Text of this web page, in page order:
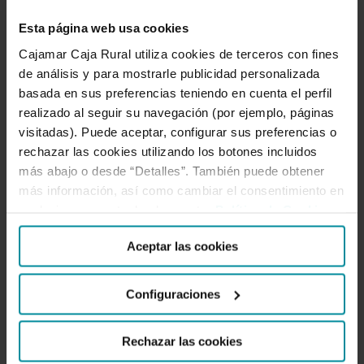
Esta página web usa cookies
Cajamar Caja Rural utiliza cookies de terceros con fines
de análisis y para mostrarle publicidad personalizada
basada en sus preferencias teniendo en cuenta el perfil
realizado al seguir su navegación (por ejemplo, páginas
visitadas). Puede aceptar, configurar sus preferencias o
rechazar las cookies utilizando los botones incluidos
más abajo o desde “Detalles”. También puede obtener
más información, así como cambiar el consentimiento en
Aceptar las cookies
Configuraciones
Rechazar las cookies
de
del
sector
agroalimentario
español
en
un
informe
Cajamar presenta la
actualización de los
indicadores de
sostenibilidad del sector
agroalimentario español
en un nuevo informe
Se trata de la segunda edición del único
estudio global sobre el desempeño
sostenible de la cadena de valor agro
en España, con datos actualizados a
2024 El equipo de redacción,
coordinado por Isabel Bardají, está